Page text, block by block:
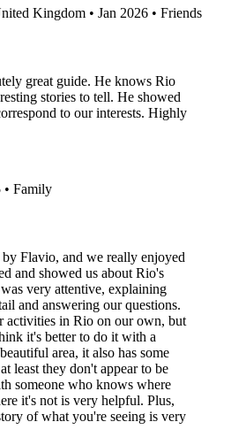
Kingdom • Jan 2026 • Friends
great guide. He knows Rio
stories to tell. He showed
to our interests. Highly
• Family
Flavio, and we really enjoyed
and showed us about Rio's
very attentive, explaining
and answering our questions.
activities in Rio on our own, but
it's better to do it with a
area, it also has some
least they don't appear to be
someone who knows where
it's not is very helpful. Plus,
of what you're seeing is very